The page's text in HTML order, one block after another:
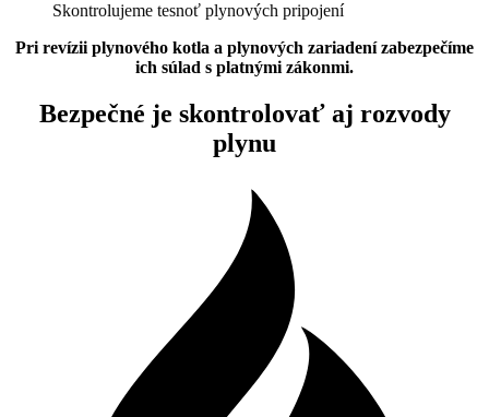
Skontrolujeme tesnoť plynových pripojení
Pri revízii plynového kotla a plynových zariadení zabezpečíme
ich súlad s platnými zákonmi.
Bezpečné je skontrolovať aj rozvody
plynu